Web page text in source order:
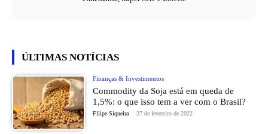
ÚLTIMAS NOTÍCIAS
Finanças & Investimentos
Commodity da Soja está em queda de
1,5%: o que isso tem a ver com o Brasil?
Filipe Siqueira - 27 de fevereiro de 2022